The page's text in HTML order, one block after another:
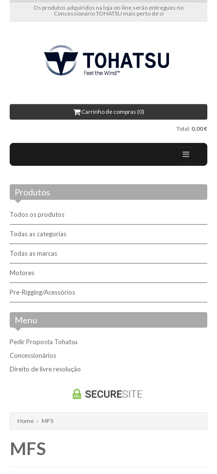
Os produtos adquiridos na loja on-line serão entregues no
Concessionário TOHATSU mais perto de si
Carrinho de compras (0)
Total: 0,00 €
Sobre nós
Novidades
Contactos
Concessionários
Livro de reclamações
Pesquisar
Produtos
Todos os produtos
Todas as categorias
Todas as marcas
Motores
Pre-Rigging/Acessórios
Menu
Pedir Proposta Tohatsu
Concessionários
Direito de livre resolução
Home › MFS
MFS